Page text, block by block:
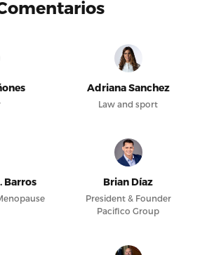
Adriana Sanchez
Law and sport
Barros Brian Díaz
President & Founder
Pacifico Group